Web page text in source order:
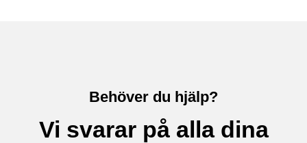
Behöver du hjälp?
Vi svarar på alla dina